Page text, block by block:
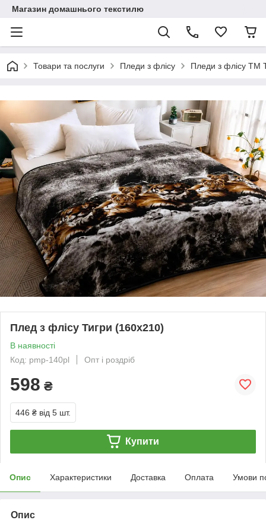
Магазин домашнього текстилю
Товари та послуги Пледи з флісу Пледи з флісу ТМ
Плед з флісу Тигри (160х210)
В наявності
Код: pmp-140pl
Опт і роздріб
598 ₴
446 ₴ від 5 шт.
Купити
Опис Характеристики Доставка Оплата Умови
Опис